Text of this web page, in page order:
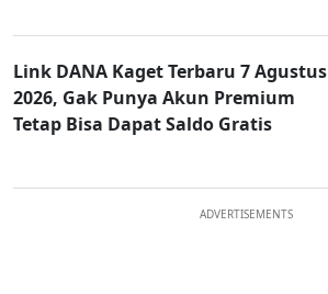
Link DANA Kaget Terbaru 7 Agustus
2026, Gak Punya Akun Premium
Tetap Bisa Dapat Saldo Gratis
ADVERTISEMENTS